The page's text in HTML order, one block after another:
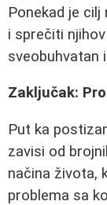
Ponekad je cilj
i sprečiti
sveobuhvatan
Zaključak:
Put ka
zavisi od
načina života,
problema sa